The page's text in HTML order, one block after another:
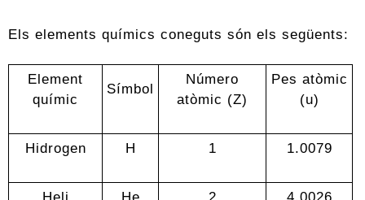
Els elements químics coneguts són els següents:
Element
químic
Símbol
Número
atòmic (Z)
Pes atòmic
(u)
Hidrogen H 1 1.0079
Heli He 2 4.0026